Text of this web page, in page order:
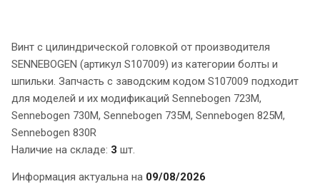
Винт с цилиндрической головкой от производителя
SENNEBOGEN (артикул S107009) из категории болты и
шпильки. Запчасть с заводским кодом S107009 подходит
для моделей и их модификаций Sennebogen 723M,
Sennebogen 730M, Sennebogen 735M, Sennebogen 825M,
Sennebogen 830R
Наличие на складе: 3 шт.
Информация актуальна на 09/08/2026